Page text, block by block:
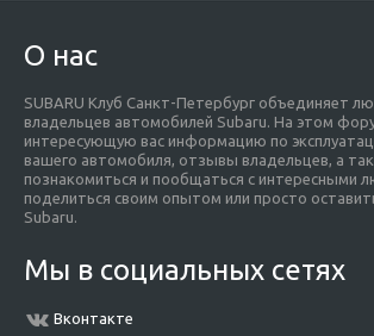
О нас
SUBARU Клуб Санкт-Петербург объединяет
владельцев автомобилей Subaru. На этом
интересующую вас информацию по
вашего автомобиля, отзывы владельцев, а
познакомиться и пообщаться с интересными
поделиться своим опытом или просто
Subaru.
Мы в социальных сетях
Вконтакте